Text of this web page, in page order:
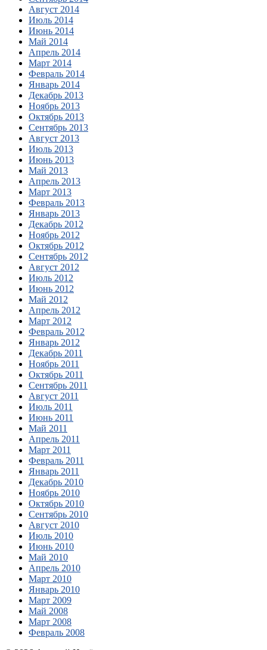
Август 2014
Июль 2014
Июнь 2014
Май 2014
Апрель 2014
Март 2014
Февраль 2014
Январь 2014
Декабрь 2013
Ноябрь 2013
Октябрь 2013
Сентябрь 2013
Август 2013
Июль 2013
Июнь 2013
Май 2013
Апрель 2013
Март 2013
Февраль 2013
Январь 2013
Декабрь 2012
Ноябрь 2012
Октябрь 2012
Сентябрь 2012
Август 2012
Июль 2012
Июнь 2012
Май 2012
Апрель 2012
Март 2012
Февраль 2012
Январь 2012
Декабрь 2011
Ноябрь 2011
Октябрь 2011
Сентябрь 2011
Август 2011
Июль 2011
Июнь 2011
Май 2011
Апрель 2011
Март 2011
Февраль 2011
Январь 2011
Декабрь 2010
Ноябрь 2010
Октябрь 2010
Сентябрь 2010
Август 2010
Июль 2010
Июнь 2010
Май 2010
Апрель 2010
Март 2010
Январь 2010
Март 2009
Май 2008
Март 2008
Февраль 2008